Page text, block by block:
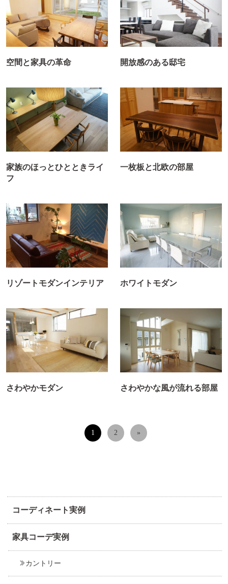
空間と家具の革命 開放感のある邸宅
家族のほっとひとときライ
フ
一枚板と北欧の部屋
リゾートモダンインテリア ホワイトモダン
さわやかモダン さわやかな風が流れる部屋
1 2 »
コーディネート実例
家具コーデ実例
カントリー